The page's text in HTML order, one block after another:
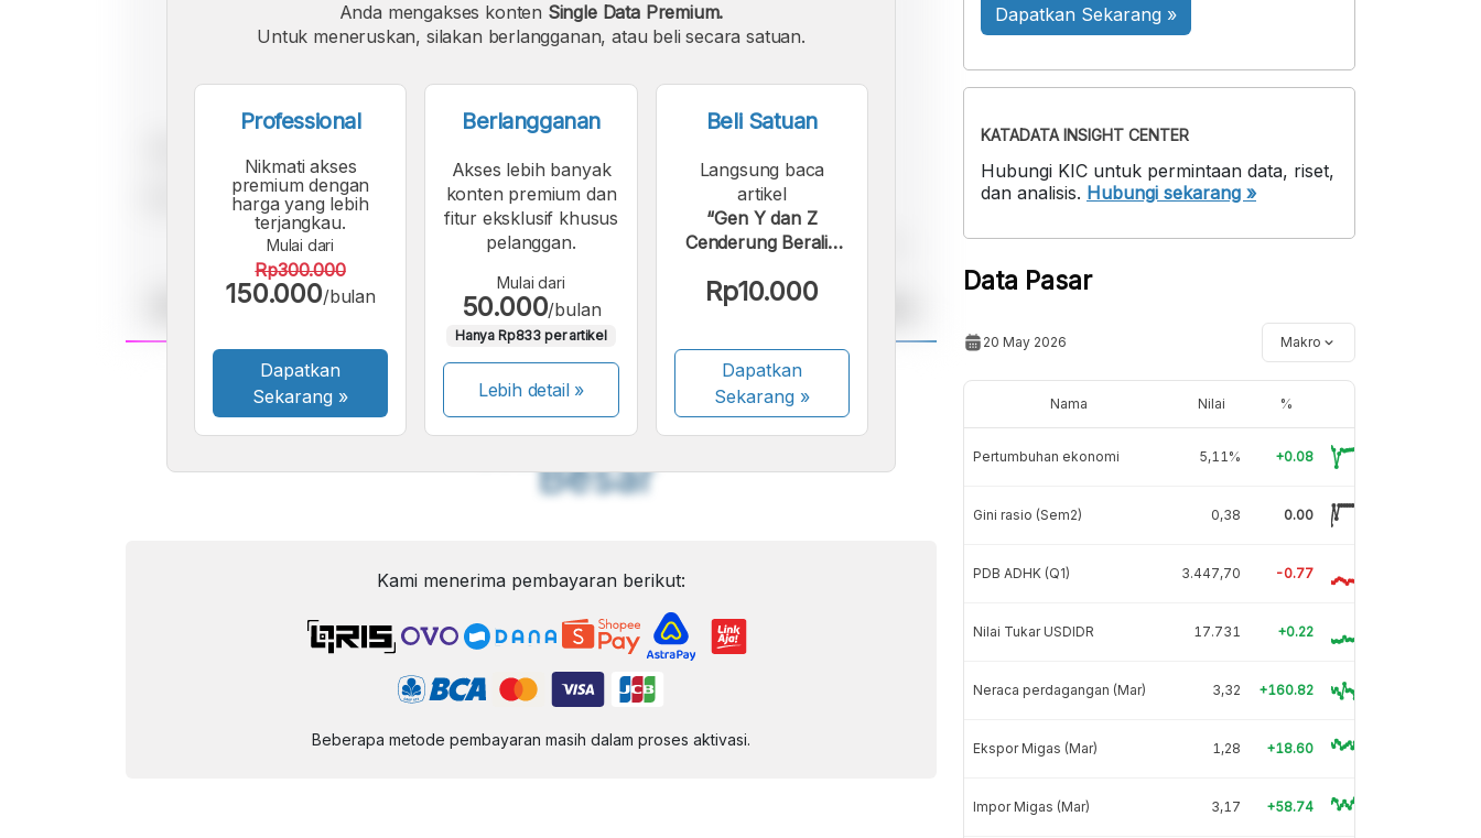
FontFontFont
Besar
Anda mengakses konten Single Data Premium.
Untuk meneruskan, silakan berlangganan, atau beli secara satuan.
Professional
Nikmati akses
premium dengan
harga yang lebih
terjangkau.
Mulai dari
Rp300.000
150.000/bulan
Dapatkan
Sekarang »
Berlangganan
Akses lebih banyak
konten premium dan
fitur eksklusif khusus
pelanggan.
Mulai dari
50.000/bulan
Hanya Rp833 per artikel
Lebih detail »
Beli Satuan
Langsung baca
artikel
“Gen Y dan Z
Cenderung Beralih
Rp10.000
Dapatkan
Sekarang»
Kami menerima pembayaran berikut:
Beberapa metode pembayaran masih dalam proses aktivasi.
Dapatkan Sekarang »
KATADATA INSIGHT CENTER
Hubungi KIC untuk permintaan data, riset,
dan analisis. Hubungi sekarang »
Data Pasar
20 May 2026 Makro
Nama Nilai %
Pertumbuhan ekonomi 5,11% +0.08
Gini rasio (Sem2) 0,38 0.00
PDB ADHK (Q1) 3.447,70 -0.77
Nilai Tukar USDIDR 17.731 +0.22
Neraca perdagangan (Mar) 3,32 +160.82
Ekspor Migas (Mar) 1,28 +18.60
Impor Migas (Mar) 3,17 +58.74